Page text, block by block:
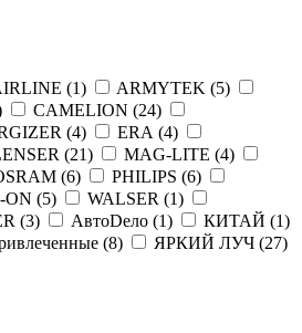
(1) ARMYTEK (5)
CAMELION (24)
(4) ERA (4)
(21) MAG-LITE (4)
(6) PHILIPS (6)
ON (5) WALSER (1)
(3) АвтоDело (1) КИТАЙ (1)
(8) ЯРКИЙ ЛУЧ (27)